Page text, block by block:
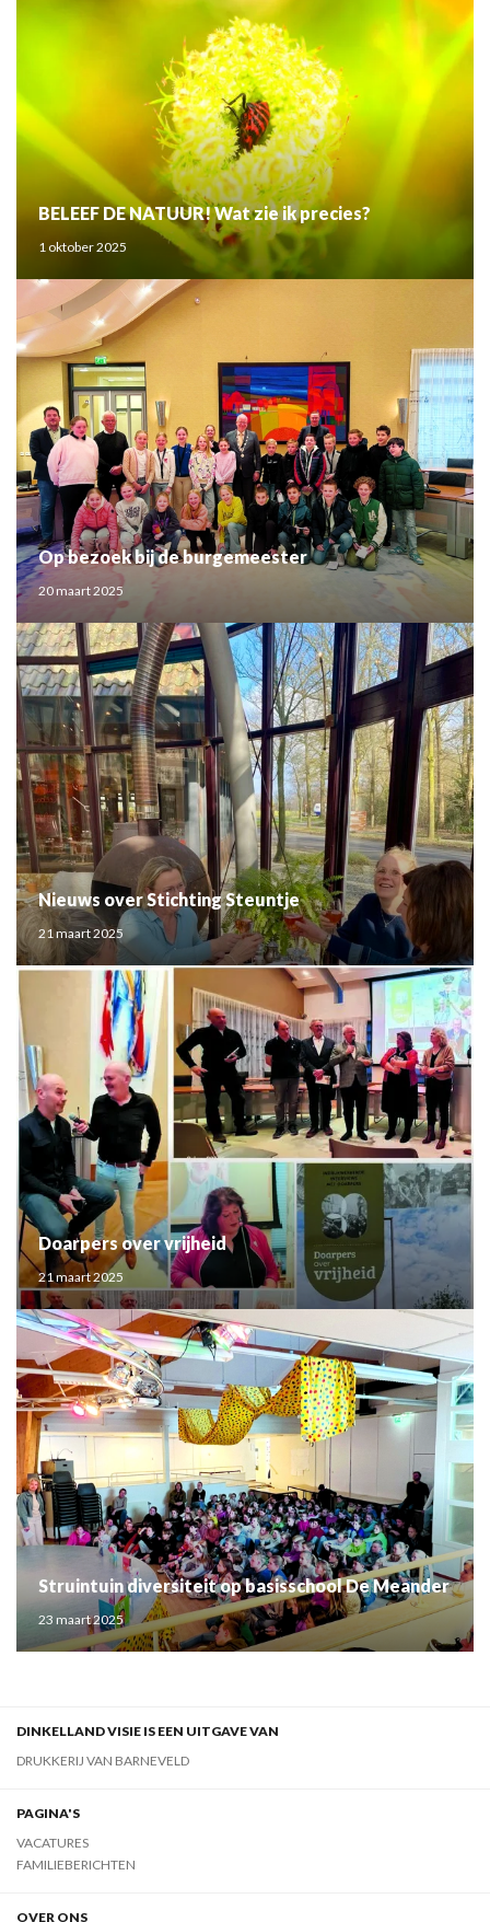
BELEEF DE NATUUR! Wat zie ik precies?
1 oktober 2025
Op bezoek bij de burgemeester
20 maart 2025
Nieuws over Stichting Steuntje
21 maart 2025
Doarpers over vrijheid
21 maart 2025
Struintuin diversiteit op basisschool De Meander
23 maart 2025
DINKELLAND VISIE IS EEN UITGAVE VAN
DRUKKERIJ VAN BARNEVELD
PAGINA'S
VACATURES
FAMILIEBERICHTEN
OVER ONS